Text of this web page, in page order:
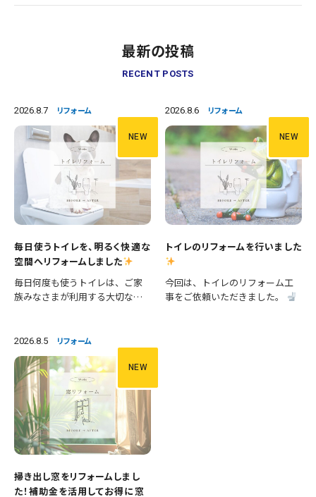
最新の投稿
RECENT POSTS
2026.8.7 リフォーム
NEW
毎日使うトイレを、明るく快適な
空間へリフォームしました
毎日何度も使うトイレは、ご家
族みなさまが利用する大切な空
い、清潔感あふれる明るいトイ
レへとリフォームしました。 施
工内容 ・便器交換 ・紙巻き器…
2026.8.6 リフォーム
NEW
トイレのリフォームを行いました
今回は、トイレのリフォーム工
事をご依頼いただきました。
2026.8.5 リフォーム
NEW
掃き出し窓をリフォームしまし
た！補助金を活用してお得に窓